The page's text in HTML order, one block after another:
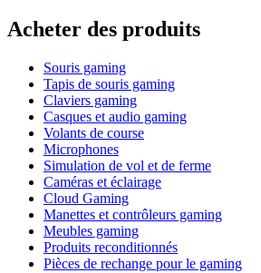
Acheter des produits
Souris gaming
Tapis de souris gaming
Claviers gaming
Casques et audio gaming
Volants de course
Microphones
Simulation de vol et de ferme
Caméras et éclairage
Cloud Gaming
Manettes et contrôleurs gaming
Meubles gaming
Produits reconditionnés
Pièces de rechange pour le gaming